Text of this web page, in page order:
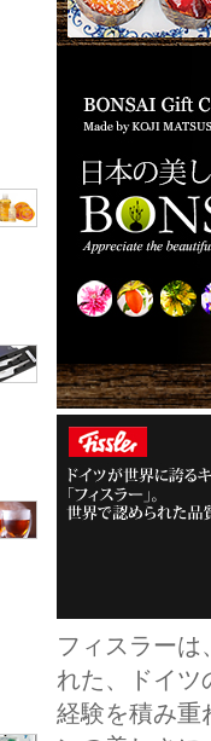
フィスラーは
れた、ドイツ
経験を積み重